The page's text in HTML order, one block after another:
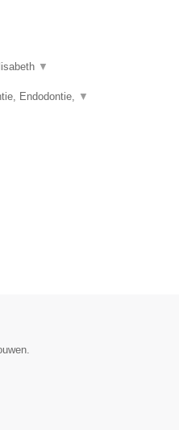
▼
Endodontie, ▼